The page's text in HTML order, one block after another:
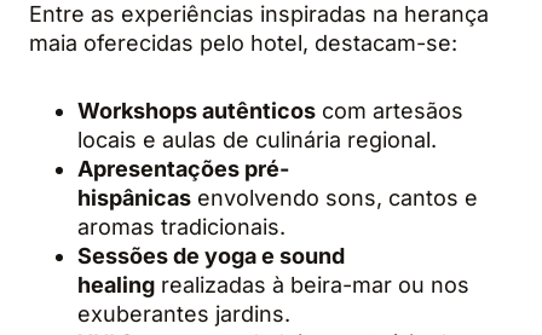
Entre as experiências inspiradas na herança
maia oferecidas pelo hotel, destacam-se:
Workshops autênticos com artesãos
locais e aulas de culinária regional.
Apresentações pré-
hispânicas envolvendo sons, cantos e
aromas tradicionais.
Sessões de yoga e sound
healing realizadas à beira-mar ou nos
exuberantes jardins.